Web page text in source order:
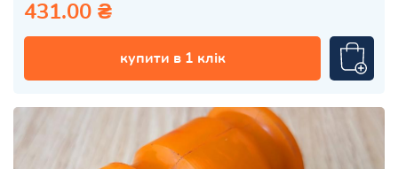
431.00 ₴
купити в 1 клік